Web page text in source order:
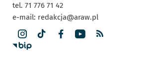
tel. 71 776 71 42
e-mail: redakcja@araw.pl